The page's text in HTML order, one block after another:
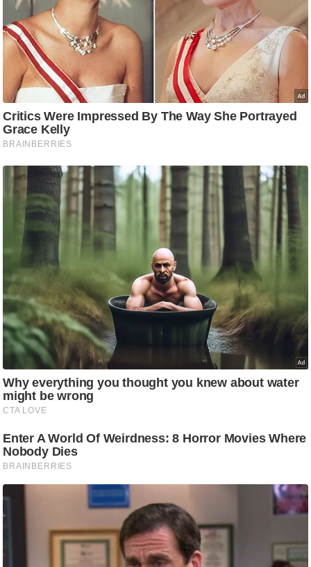
g
N
e
w
s
ला
इ
फ
इ
ल
क्नॉ
लॉ
जी
ब्यू
टी
/
फै
न
घ
रे
लू
नु
स्खे